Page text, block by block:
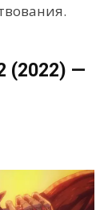
(2022) —